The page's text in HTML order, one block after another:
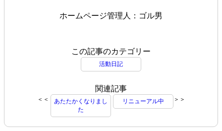
ホームページ管理人：ゴル男
この記事のカテゴリー
活動日記
関連記事
＜＜
あたたかくなりまし
た
リニューアル中 ＞＞